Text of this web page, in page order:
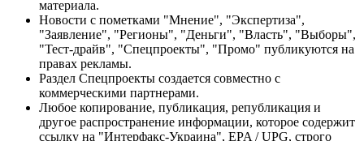
материала.
Новости с пометками "Мнение", "Экспертиза",
"Заявление", "Регионы", "Деньги", "Власть", "Выборы",
"Тест-драйв", "Спецпроекты", "Промо" публикуются на
правах рекламы.
Раздел Спецпроекты создается совместно с
коммерческими партнерами.
Любое копирование, публикация, републикация и
другое распространение информации, которое содержит
ссылку на "Интерфакс-Украина", EPA / UPG, строго